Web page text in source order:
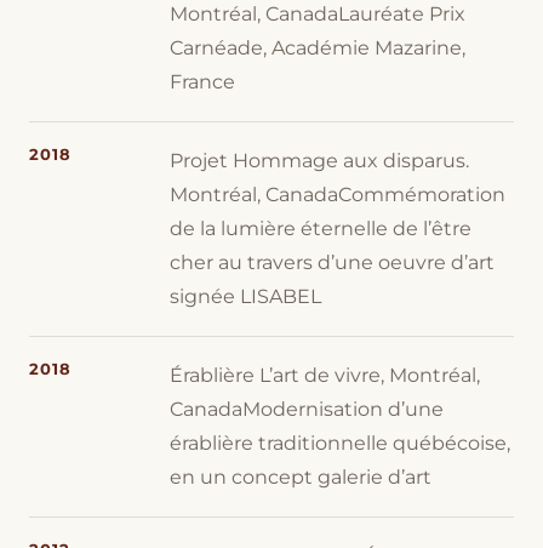
Montréal, CanadaLauréate Prix
Carnéade, Académie Mazarine,
France
2018
Projet Hommage aux disparus.
Montréal, CanadaCommémoration
de la lumière éternelle de l’être
cher au travers d’une oeuvre d’art
signée LISABEL
2018
Érablière L’art de vivre, Montréal,
CanadaModernisation d’une
érablière traditionnelle québécoise,
en un concept galerie d’art